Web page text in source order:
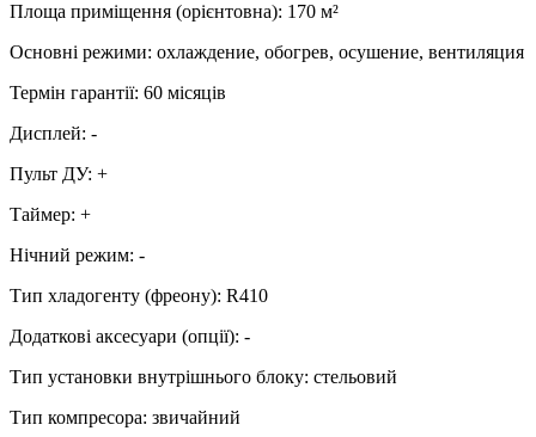
Площа приміщення (орієнтовна): 170 м²
Основні режими: охлаждение, обогрев, осушение, вентиляция
Термін гарантії: 60 місяців
Дисплей: -
Пульт ДУ: +
Таймер: +
Нічний режим: -
Тип хладогенту (фреону): R410
Додаткові аксесуари (опції): -
Тип установки внутрішнього блоку: стельовий
Тип компресора: звичайний